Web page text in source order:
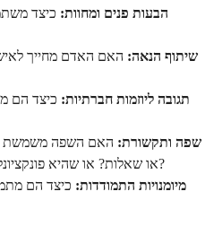
הבעות פנים ומחוות: כיצד
שיתוף הנאה: האם האדם מחייך
תגובה ליוזמות חברתיות: כיצד הם
שפה ותקשורת: האם השפה משמשת
או שאלות? או שהיא פונקציונלית יותר, כמו רק לבקש דברים?
מיומנויות התמודדות: כיצד הם